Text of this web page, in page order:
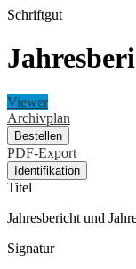
Schriftgut
Viewer
Archivplan
Bestellen
PDF-Export
Identifikation
Titel
Jahresbericht und
Signatur